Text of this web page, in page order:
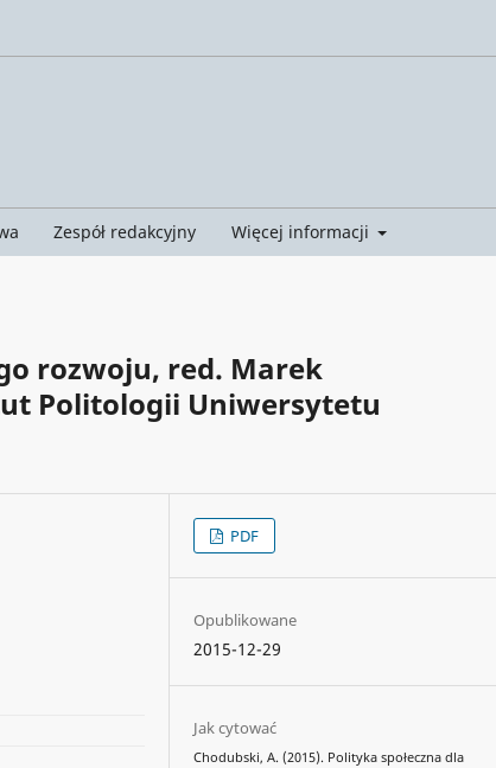
Zespół redakcyjny Więcej informacji
rozwoju, red. Marek
Politologii Uniwersytetu
PDF
Opublikowane
2015-12-29
Jak cytować
Chodubski, A. (2015). Polityka społeczna dla